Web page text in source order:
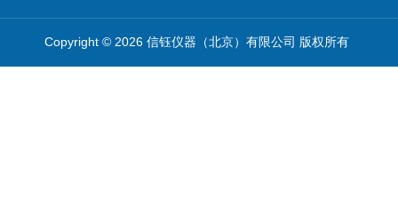
Copyright © 2026 信钰仪器（北京）有限公司 版权所有